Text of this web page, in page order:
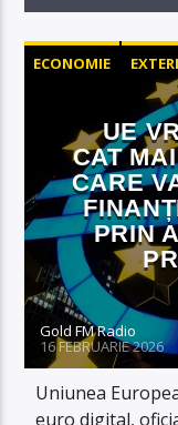
ECONOMIE
UE
CAT
CARE
PRIN
Gold FM Radio
16 FEBRUARIE 2026
Uniunea
euro digital,